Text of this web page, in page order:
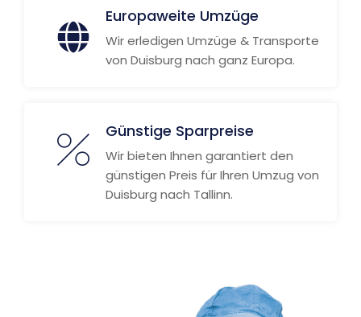
Europaweite Umzüge
Wir erledigen Umzüge & Transporte
von Duisburg nach ganz Europa.
Günstige Sparpreise
Wir bieten Ihnen garantiert den
günstigen Preis für Ihren Umzug von
Duisburg nach Tallinn.